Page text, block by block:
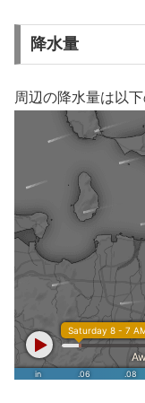
降水量
周辺の降水量は以下